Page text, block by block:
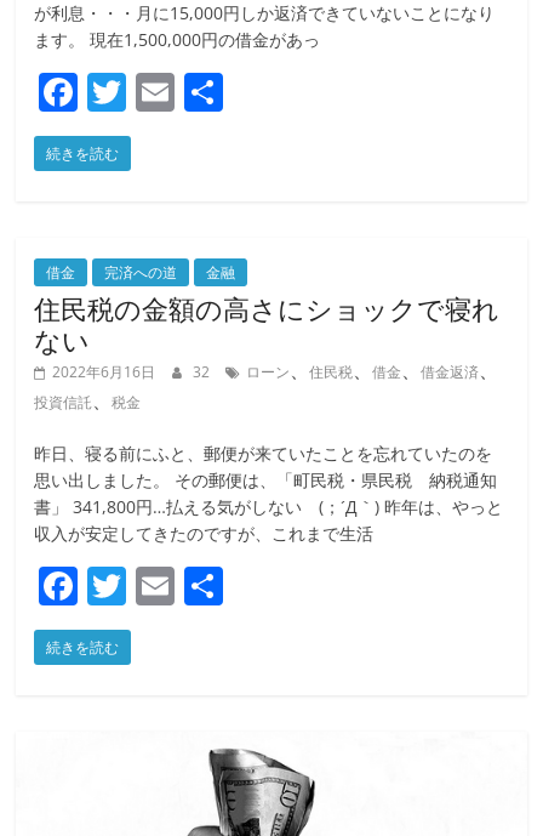
が利息・・・月に15,000円しか返済できていないことになり
ます。 現在1,500,000円の借金があっ
F
a
c
b
o
o
k
T
w
itt
E
続きを読む
借金 完済への道 金融
住民税の金額の高さにショックで寝れ
ない
2022年6月16日 32 ローン、住民税、借金、借金返済、
投資信託、税金
昨日、寝る前にふと、郵便が来ていたことを忘れていたのを
思い出しました。 その郵便は、「町民税・県民税 納税通知
書」 341,800円…払える気がしない (；´Д｀) 昨年は、やっと
収入が安定してきたのですが、これまで生活
F
a
c
T
w
itt
E
続きを読む